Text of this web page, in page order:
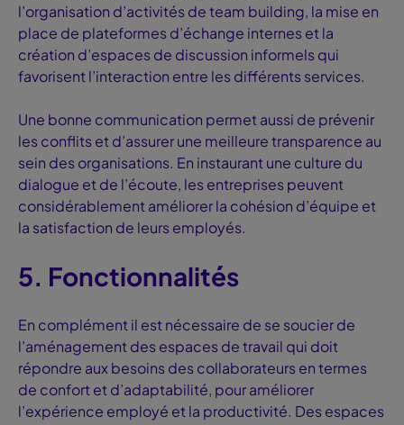
l’organisation d’activités de team building, la mise en
place de plateformes d’échange internes et la
création d’espaces de discussion informels qui
favorisent l’interaction entre les différents services.
Une bonne communication permet aussi de prévenir
les conflits et d’assurer une meilleure transparence au
sein des organisations. En instaurant une culture du
dialogue et de l’écoute, les entreprises peuvent
considérablement améliorer la cohésion d’équipe et
la satisfaction de leurs employés.
5. Fonctionnalités
En complément il est nécessaire de se soucier de
l’aménagement des espaces de travail qui doit
répondre aux besoins des collaborateurs en termes
de confort et d’adaptabilité, pour améliorer
l’expérience employé et la productivité. Des espaces